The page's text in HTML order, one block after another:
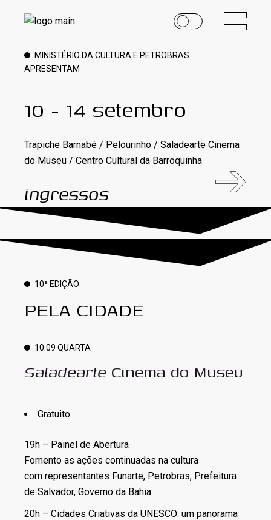
MINISTÉRIO DA CULTURA E PETROBRAS
APRESENTAM
10 - 14 setembro
Trapiche Barnabé / Pelourinho / Saladearte Cinema
do Museu / Centro Cultural da Barroquinha
ingressos
10ª EDIÇÃO
PELA CIDADE
10.09 QUARTA
Saladearte Cinema do Museu
Gratuito
19h – Painel de Abertura
Fomento as ações continuadas na cultura
com representantes Funarte, Petrobras, Prefeitura
de Salvador, Governo da Bahia
20h – Cidades Criativas da UNESCO: um panorama